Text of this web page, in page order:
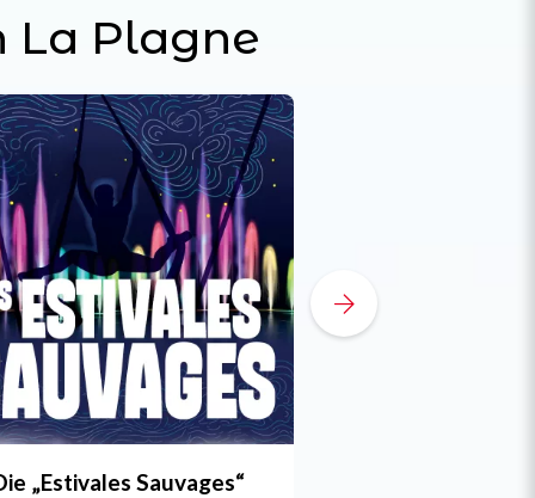
La Plagne
„Estivales Sauvages“